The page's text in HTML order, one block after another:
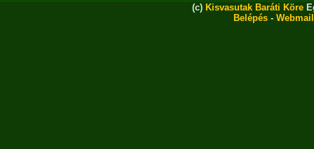
(c) Kisvasutak Baráti Köre
Belépés - Webmail